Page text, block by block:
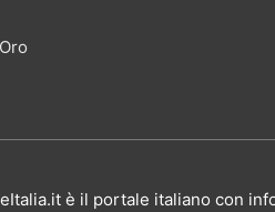
è il portale italiano con